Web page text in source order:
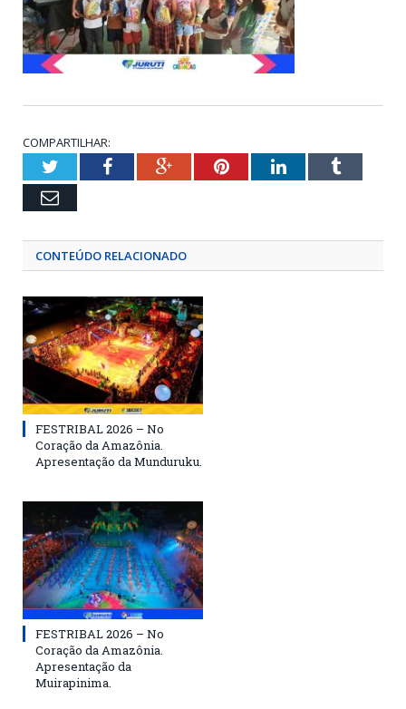
COMPARTILHAR:
TwitterFacebookGoogle+PinterestLinkedInTumblr
Email
CONTEÚDO RELACIONADO
FESTRIBAL 2026 – No
Coração da Amazônia.
Apresentação da Munduruku.
FESTRIBAL 2026 – No
Coração da Amazônia.
Apresentação da
Muirapinima.